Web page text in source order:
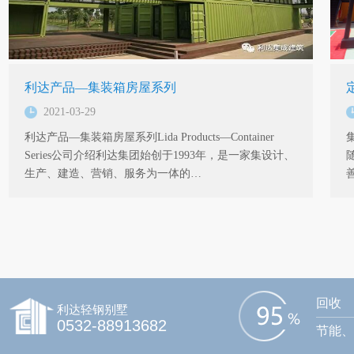
利达产品—集装箱房屋系列
2021-03-29
利达产品—集装箱房屋系列Lida Products—Container
Series公司介绍利达集团始创于1993年，是一家集设计、
生产、建造、营销、服务为一体的…
利达轻钢别墅
0532-88913682
回收
节能